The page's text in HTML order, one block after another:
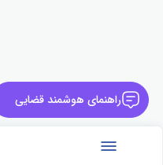
راهنمای هوشمند قضایی